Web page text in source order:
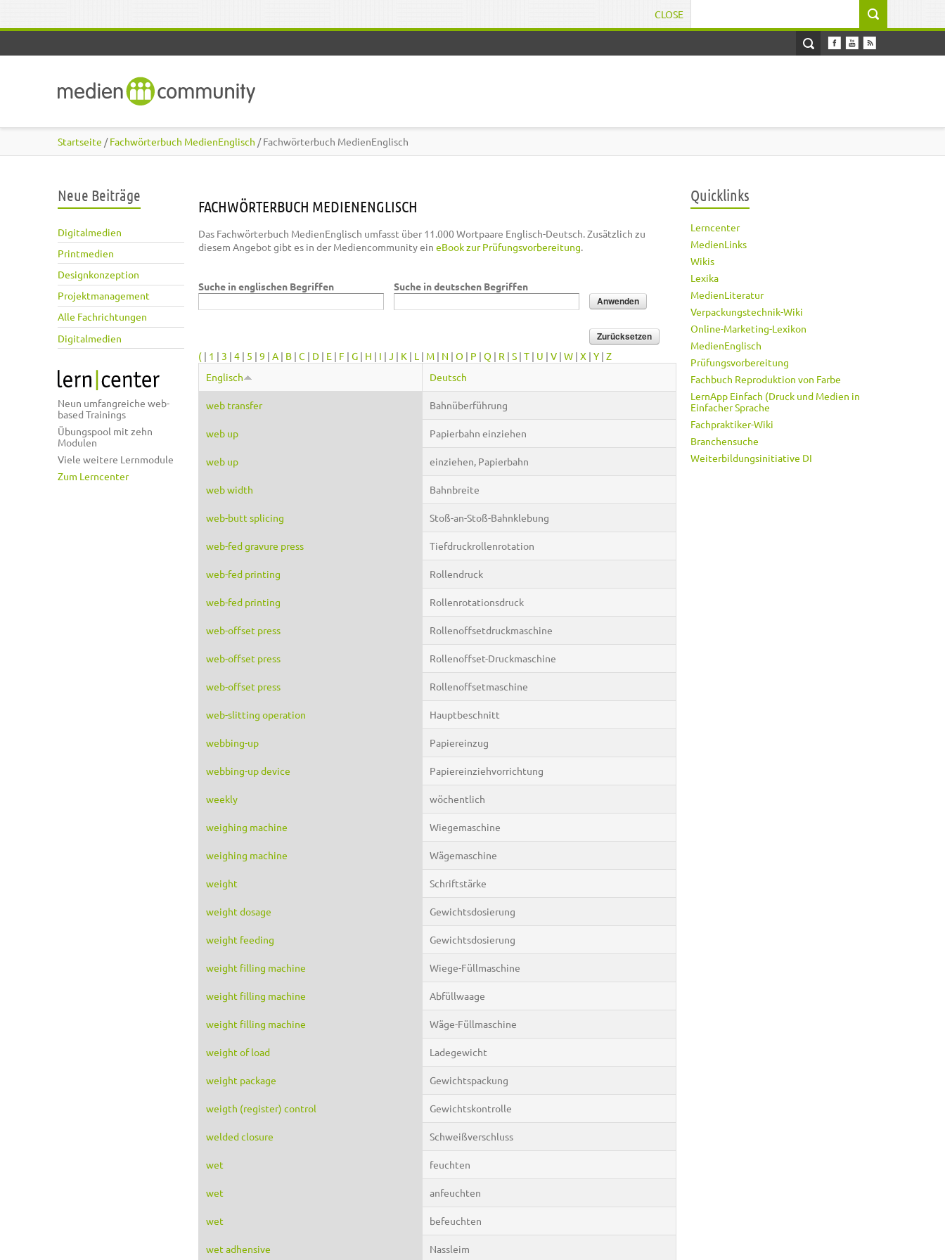
CLOSE
Startseite /Fachwörterbuch MedienEnglisch / Fachwörterbuch MedienEnglisch
Neue Beiträge
Digitalmedien
Printmedien
Designkonzeption
Projektmanagement
Alle Fachrichtungen
Digitalmedien
Neun umfangreiche web-
based Trainings
Übungspool mit zehn
Modulen
Viele weitere Lernmodule
Zum Lerncenter
FACHWÖRTERBUCH MEDIENENGLISCH
Das Fachwörterbuch MedienEnglisch umfasst über 11.000 Wortpaare Englisch-Deutsch. Zusätzlich zu
diesem Angebot gibt es in der Mediencommunity ein eBook zur Prüfungsvorbereitung.
Suche in englischen Begriffen Suche in deutschen Begriffen
( | 1 | 3 | 4 | 5 | 9 | A | B | C | D | E | F | G | H | I | J | K | L | M | N | O | P | Q | R | S | T | U | V | W | X | Y | Z
Englisch
Deutsch
web transfer Bahnüberführung
web up Papierbahn einziehen
web up einziehen, Papierbahn
web width Bahnbreite
web-butt splicing Stoß-an-Stoß-Bahnklebung
web-fed gravure press Tiefdruckrollenrotation
web-fed printing Rollendruck
web-fed printing Rollenrotationsdruck
web-offset press Rollenoffsetdruckmaschine
web-offset press Rollenoffset-Druckmaschine
web-offset press Rollenoffsetmaschine
web-slitting operation Hauptbeschnitt
webbing-up Papiereinzug
webbing-up device Papiereinziehvorrichtung
weekly wöchentlich
weighing machine Wiegemaschine
weighing machine Wägemaschine
weight Schriftstärke
weight dosage Gewichtsdosierung
weight feeding Gewichtsdosierung
weight filling machine Wiege-Füllmaschine
weight filling machine Abfüllwaage
weight filling machine Wäge-Füllmaschine
weight of load Ladegewicht
weight package Gewichtspackung
weigth (register) control Gewichtskontrolle
welded closure Schweißverschluss
wet feuchten
wet anfeuchten
wet befeuchten
wet adhensive Nassleim
Quicklinks
Lerncenter
MedienLinks
Wikis
Lexika
MedienLiteratur
Verpackungstechnik-Wiki
Online-Marketing-Lexikon
MedienEnglisch
Prüfungsvorbereitung
Fachbuch Reproduktion von Farbe
LernApp Einfach (Druck und Medien in
Einfacher Sprache
Fachpraktiker-Wiki
Branchensuche
Weiterbildungsinitiative DI